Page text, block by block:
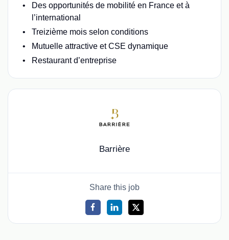
Des opportunités de mobilité en France et à
l’international
Treizième mois selon conditions
Mutuelle attractive et CSE dynamique
Restaurant d’entreprise
Barrière
Share this job